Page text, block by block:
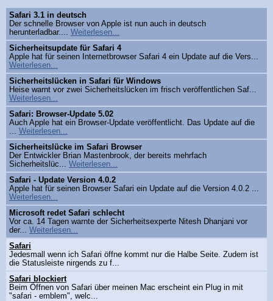
Safari 3.1 in deutsch
Der schnelle Browser von Apple ist nun auch in deutsch
herunterladbar.... Weiterlesen...
Sicherheitsupdate für Safari 4
Apple hat für seinen Internetbrowser Safari 4 ein Update auf die Vers...
Weiterlesen...
Sicherheitslücken in Safari für Windows
Heise warnt vor zwei Sicherheitslücken im frisch veröffentlichen Saf...
Weiterlesen...
Safari: Browser-Update 5.02
Auch Apple hat ein Browser-Update veröffentlicht. Das Update auf die
... Weiterlesen...
Sicherheitslücke im Safari Browser
Der Entwickler Brian Mastenbrook, der bereits mehrfach
Sicherheitslüc... Weiterlesen...
Safari - Update Version 4.0.2
Apple hat für seinen Browser Safari ein Update auf die Version 4.0.2 ...
Weiterlesen...
Microsoft redet Safari schlecht
Vor ca. 14 Tagen warnte der Sicherheitsexperte Nitesh Dhanjani vor
der... Weiterlesen...
Safari
Jedesmall wenn ich Safari öffne kommt nur die Halbe Seite. Zudem ist
die Statusleiste nirgends zu f...
Safari blockiert
Beim Öffnen von Safari über meinen Mac erscheint ein Plug in mit
"safari - emblem", welc...